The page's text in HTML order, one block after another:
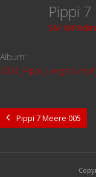
Pippi
SM-
Album:
Pippi 7 Meere 005